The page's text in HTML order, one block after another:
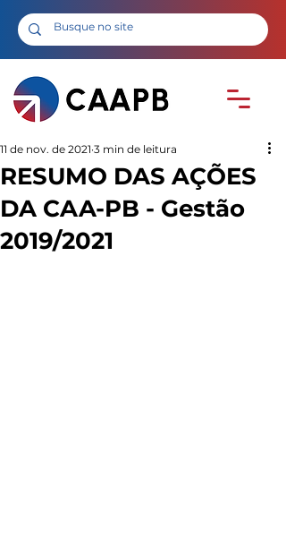
RESUMO DAS AÇÕES
DA CAA-PB - Gestão
2019/2021
11 de nov. de 2021 3 min de leitura